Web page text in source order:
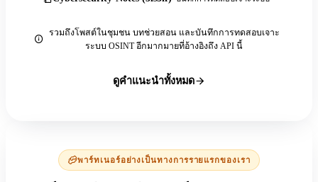
รวมถึงโพสต์ในชุมชน บทช่วยสอน และบันทึกการทดสอบเจาะ
ระบบ OSINT อีกมากมายที่อ้างอิงถึง API นี้
ดูคำแนะนำทั้งหมด
พาร์ทเนอร์อย่างเป็นทางการรายแรกของเรา